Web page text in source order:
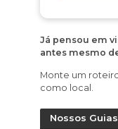
Já pensou em
antes mesmo
Monte um
como local.
Nossos Guias